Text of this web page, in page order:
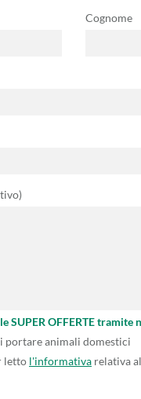
Cognome
SUPER OFFERTE tramite
portare animali domestici
letto l'informativa relativa